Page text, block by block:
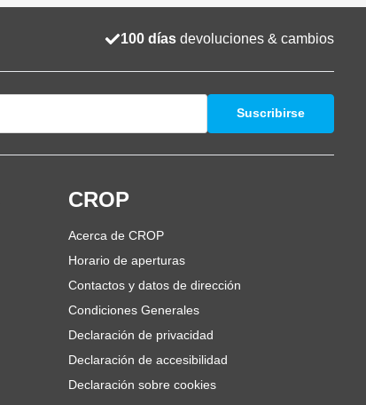
100 días devoluciones & cambios
Suscribirse
CROP
Acerca de CROP
Horario de aperturas
Contactos y datos de dirección
Condiciones Generales
Declaración de privacidad
Declaración de accesibilidad
Declaración sobre cookies